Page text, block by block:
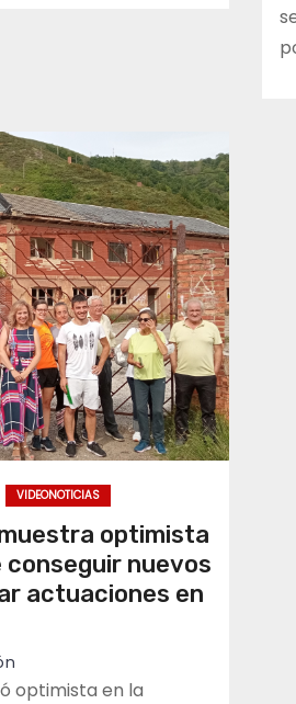
VIDEONOTICIAS
optimista
conseguir nuevos
actuaciones en
optimista en la